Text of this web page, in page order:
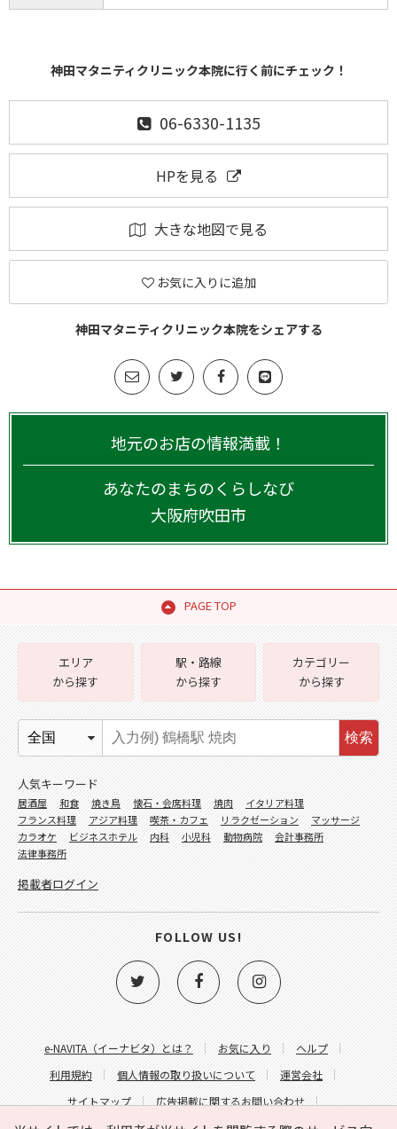
神田マタニティクリニック本院に行く前にチェック！
06-6330-1135
HPを見る
大きな地図で見る
お気に入りに追加
神田マタニティクリニック本院をシェアする
地元のお店の情報満載！
あなたのまちのくらしなび
大阪府吹田市
PAGE TOP
e-NAVITA（イーナビタ）とは？ お気に入り
ヘルプ
利用規約
個人情報の取り扱いについて
運営会社
サイトマップ
広告掲載に関するお問い合わせ
エリア
から探す
駅・路線
から探す
カテゴリー
から探す
検索
人気キーワード
居酒屋 和食 焼き鳥 懐石・会席料理 焼肉
イタリア料理
フランス料理
アジア料理 喫茶・カフェ リラクゼーション
マッサージ
カラオケ
ビジネスホテル 内科 小児科 動物病院
会計事務所
法律事務所
掲載者ログイン
FOLLOW US!